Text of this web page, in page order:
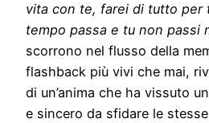
vita con te, farei di tutto per
tempo passa e tu non passi
scorrono nel flusso della
flashback più vivi che mai,
di un’anima che ha vissuto
e sincero da sfidare le